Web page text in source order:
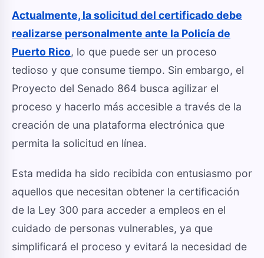
Actualmente, la solicitud del certificado debe
realizarse personalmente ante la Policía de
Puerto Rico, lo que puede ser un proceso
tedioso y que consume tiempo. Sin embargo, el
Proyecto del Senado 864 busca agilizar el
proceso y hacerlo más accesible a través de la
creación de una plataforma electrónica que
permita la solicitud en línea.
Esta medida ha sido recibida con entusiasmo por
aquellos que necesitan obtener la certificación
de la Ley 300 para acceder a empleos en el
cuidado de personas vulnerables, ya que
simplificará el proceso y evitará la necesidad de